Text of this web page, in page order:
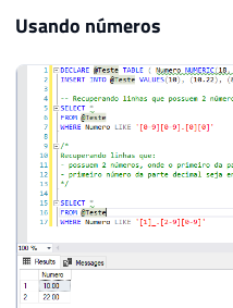
Usando números